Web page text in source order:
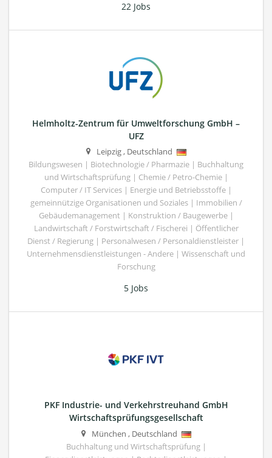
22 Jobs
Helmholtz-Zentrum für Umweltforschung GmbH –
UFZ
Leipzig, Deutschland
Bildungswesen | Biotechnologie / Pharmazie | Buchhaltung
und Wirtschaftsprüfung | Chemie / Petro-Chemie |
Computer / IT Services | Energie und Betriebsstoffe |
gemeinnützige Organisationen und Soziales | Immobilien /
Gebäudemanagement | Konstruktion / Baugewerbe |
Landwirtschaft / Forstwirtschaft / Fischerei | Öffentlicher
Dienst / Regierung | Personalwesen / Personaldienstleister |
Unternehmensdienstleistungen - Andere | Wissenschaft und
Forschung
5 Jobs
PKF Industrie- und Verkehrstreuhand GmbH
Wirtschaftsprüfungsgesellschaft
München , Deutschland
Buchhaltung und Wirtschaftsprüfung |